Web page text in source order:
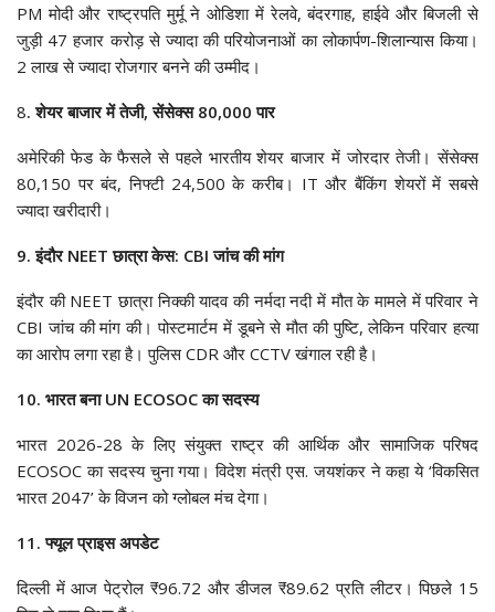
PM मोदी और राष्ट्रपति मुर्मू ने ओडिशा में रेलवे, बंदरगाह, हाईवे और बिजली से
जुड़ी 47 हजार करोड़ से ज्यादा की परियोजनाओं का लोकार्पण-शिलान्यास किया।
2 लाख से ज्यादा रोजगार बनने की उम्मीद।
8. शेयर बाजार में तेजी, सेंसेक्स 80,000 पार
अमेरिकी फेड के फैसले से पहले भारतीय शेयर बाजार में जोरदार तेजी। सेंसेक्स
80,150 पर बंद, निफ्टी 24,500 के करीब। IT और बैंकिंग शेयरों में सबसे
ज्यादा खरीदारी।
9. इंदौर NEET छात्रा केस: CBI जांच की मांग
इंदौर की NEET छात्रा निक्की यादव की नर्मदा नदी में मौत के मामले में परिवार ने
CBI जांच की मांग की। पोस्टमार्टम में डूबने से मौत की पुष्टि, लेकिन परिवार हत्या
का आरोप लगा रहा है। पुलिस CDR और CCTV खंगाल रही है।
10. भारत बना UN ECOSOC का सदस्य
भारत 2026-28 के लिए संयुक्त राष्ट्र की आर्थिक और सामाजिक परिषद
ECOSOC का सदस्य चुना गया। विदेश मंत्री एस. जयशंकर ने कहा ये ‘विकसित
भारत 2047’ के विजन को ग्लोबल मंच देगा।
11. फ्यूल प्राइस अपडेट
दिल्ली में आज पेट्रोल ₹96.72 और डीजल ₹89.62 प्रति लीटर। पिछले 15